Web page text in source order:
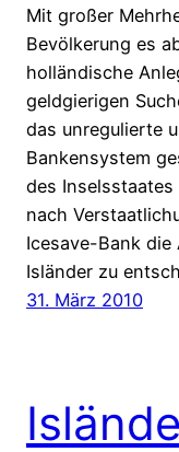
Mit großer
Bevölkerung es
holländische
geldgierigen
das unregulierte
Bankensystem
des Inselsstaates
nach
Icesave-Bank die
Isländer zu
31. März 2010